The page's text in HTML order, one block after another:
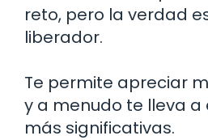
reto, pero la verdad
liberador.
Te permite apreciar
y a menudo te lleva a
más significativas.